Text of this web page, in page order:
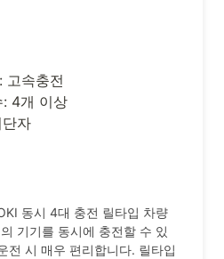
고속충전
: 4개 이상
자
동시 4대 충전 릴타입 차량
기기를 동시에 충전할 수 있
전 시 매우 편리합니다. 릴타입